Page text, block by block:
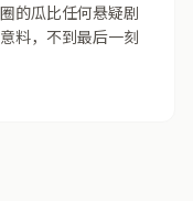
的瓜比任何悬疑剧
料，不到最后一刻